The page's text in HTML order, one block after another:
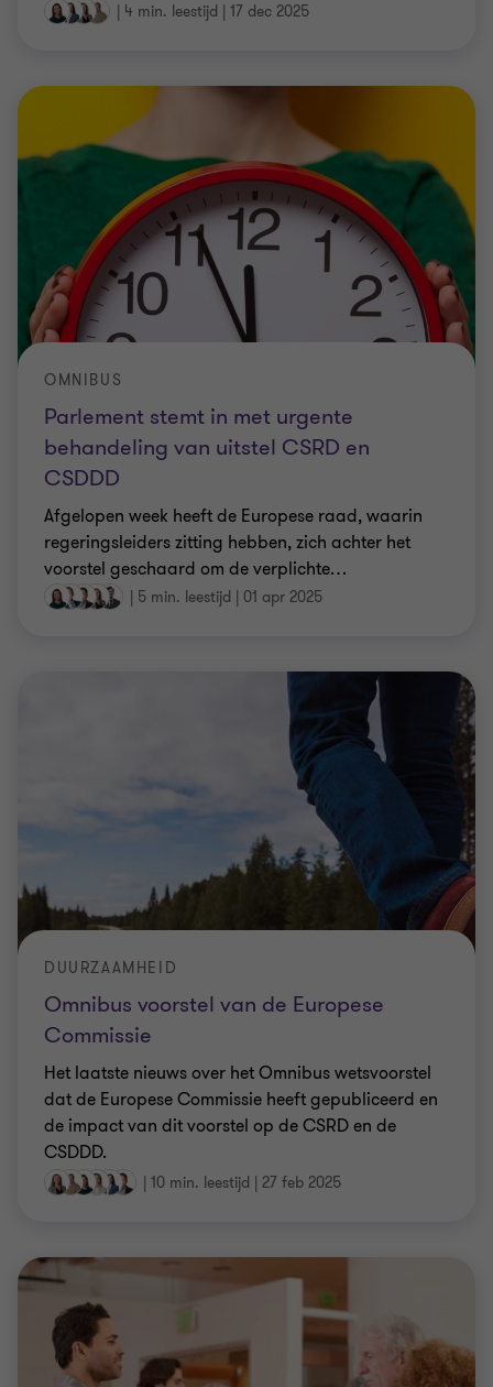
| 4 min. leestijd | 17 dec 2025
Parlement stemt in met urgente
behandeling van uitstel CSRD en
CSDDD
OMNIBUS
Afgelopen week heeft de Europese raad, waarin
regeringsleiders zitting hebben, zich achter het
voorstel geschaard om de verplichte…
| 5 min. leestijd | 01 apr 2025
Omnibus voorstel van de Europese
Commissie
DUURZAAMHEID
Het laatste nieuws over het Omnibus wetsvoorstel
dat de Europese Commissie heeft gepubliceerd en
de impact van dit voorstel op de CSRD en de
CSDDD.
| 10 min. leestijd | 27 feb 2025